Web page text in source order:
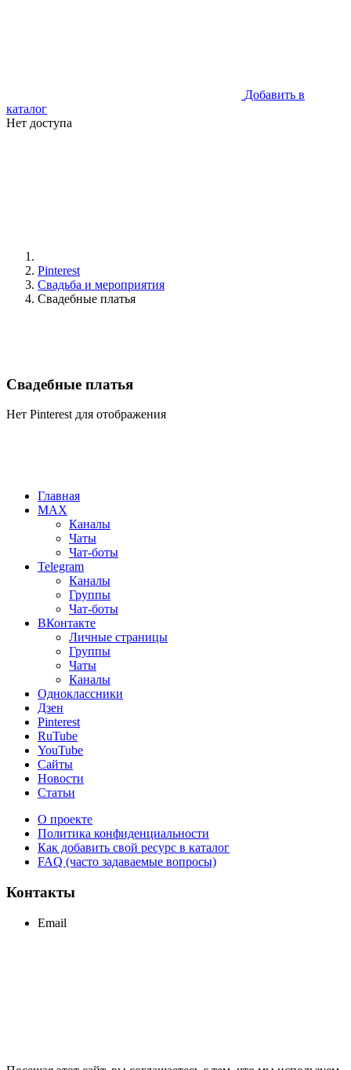
Добавить в
каталог
Нет доступа
Pinterest
Свадьба и мероприятия
Свадебные платья
Свадебные платья
Нет Pinterest для отображения
Главная
MAX
Каналы
Чаты
Чат-боты
Telegram
Каналы
Группы
Чат-боты
ВКонтакте
Личные страницы
Группы
Чаты
Каналы
Одноклассники
Дзен
Pinterest
RuTube
YouTube
Сайты
Новости
Статьи
О проекте
Политика конфиденциальности
Как добавить свой ресурс в каталог
FAQ (часто задаваемые вопросы)
Контакты
Email